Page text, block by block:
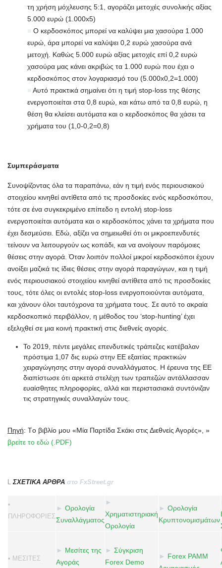
τη χρήση μόχλευσης 5:1, αγοράζει μετοχές συνολικής αξίας
5.000 ευρώ (1.000x5)
Ο κερδοσκόπος μπορεί να καλύψει μια χασούρα 1.000
ευρώ, άρα μπορεί να καλύψει 0,2 ευρώ χασούρα ανά
μετοχή. Καθώς 5.000 ευρώ αξίας μετοχές επί 0,2 ευρώ
χασούρα μας κάνει ακριβώς τα 1.000 ευρώ που έχει ο
κερδοσκόπος στον λογαριασμό του (5.000x0,2=1.000)
Αυτό πρακτικά σημαίνει ότι η τιμή stop-loss της θέσης
ενεργοποιείται στα 0,8 ευρώ, και κάτω από τα 0,8 ευρώ, η
θέση θα κλείσει αυτόματα και ο κερδοσκόπος θα χάσει τα
χρήματα του (1,0-0,2=0,8)
Συμπεράσματα
Συνοψίζοντας όλα τα παραπάνω, εάν η τιμή ενός περιουσιακού
στοιχείου κινηθεί αντίθετα από τις προσδοκίες ενός κερδοσκόπου,
τότε σε ένα συγκεκριμένο επίπεδο η εντολή stop-loss
ενεργοποιείται αυτόματα και ο κερδοσκόπος χάνει τα χρήματα που
έχει δεσμεύσει. Εδώ, αξίζει να σημειωθεί ότι οι μικροεπενδυτές
τείνουν να λειτουργούν ως κοπάδι, και να ανοίγουν παρόμοιες
θέσεις στην αγορά. Όταν λοιπόν πολλοί μικροί κερδοσκόποι έχουν
ανοίξει μαζικά τις ίδιες θέσεις στην αγορά παραγώγων, και η τιμή
ενός περιουσιακού στοιχείου κινηθεί αντίθετα από τις προσδοκίες
τους, τότε όλες οι εντολές stop-loss ενεργοποιούνται αυτόματα,
και χάνουν όλοι ταυτόχρονα τα χρήματα τους. Σε αυτό το ακραία
κερδοσκοπικό περιβάλλον, η μέθοδος του ‘stop-hunting’ έχει
εξελιχθεί σε μια κοινή πρακτική στις διεθνείς αγορές.
Το 2019, πέντε μεγάλες επενδυτικές τράπεζες κατέβαλαν
πρόστιμα 1,07 δις ευρώ στην ΕΕ εξαιτίας πρακτικών
χειραγώγησης στην αγορά συναλλάγματος. Η έρευνα της ΕΕ
διαπίστωσε ότι αρκετά στελέχη των τραπεζών αντάλλασσαν
ευαίσθητες πληροφορίες, αλλά και περιστασιακά συντόνιζαν
τις στρατηγικές συναλλαγών τους.
Πηγή: Tο βιβλίο μου «Μία Παρτίδα Σκάκι στις Διεθνείς Αγορές», »
βρείτε το εδώ (.PDF)
ΣΧΕΤΙΚΑ ΑΡΘΡΑ στο FxStreet.gr
•
ΠΛΗΡΟΦΟΡΙΕΣ
► Ορολογία
Συναλλάγματος
►
Χρηματιστηριακή
Ορολογία
► Ορολογία
Κρυπτονομισμάτων
• ΜΕΣΙΤΕΣ
► Μεσίτες της
Αγοράς
► Σύγκριση
Forex Demo
► Forex PAMM